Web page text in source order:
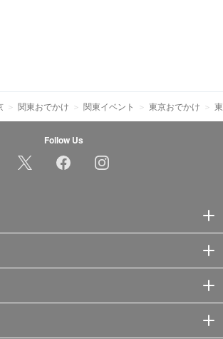
関東おでかけ 関東イベント 東京おでかけ
Follow Us